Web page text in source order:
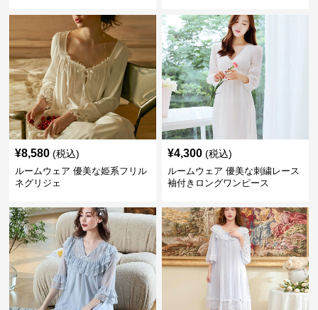
¥8,580 (税込)
ルームウェア 優美な姫系フリル
ネグリジェ
¥4,300 (税込)
ルームウェア 優美な刺繍レース
袖付きロングワンピース